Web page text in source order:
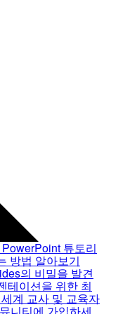
PowerPoint 튜토리
방법 알아보기
의 비밀을 발견
테이션을 위한 최
계 교사 및 교육자